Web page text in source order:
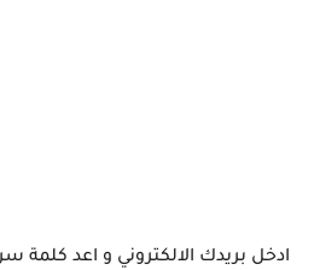
ادخل بريدك الالكتروني و اعد كلمة